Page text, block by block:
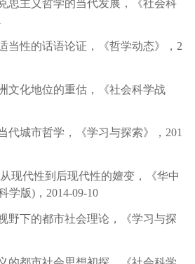
思主义哲学的当代发展，《社会科
当性的话语论证，《哲学动态》， 2
文化地位的重估，《社会科学战
代城市哲学，《学习与探索》， 201
从现代性到后现代性的嬗变，《华中
学版)， 2014-09-10
野下的都市社会理论，《学习与探